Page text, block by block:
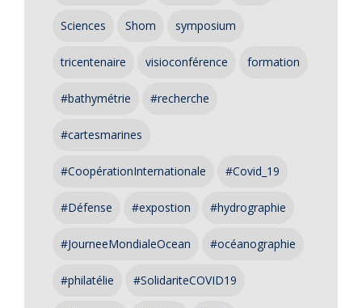
Sciences Shom symposium
tricentenaire visioconférence formation
#bathymétrie #recherche
#cartesmarines
#CoopérationInternationale #Covid_19
#Défense #expostion #hydrographie
#JourneeMondialeOcean #océanographie
#philatélie #SolidariteCOVID19